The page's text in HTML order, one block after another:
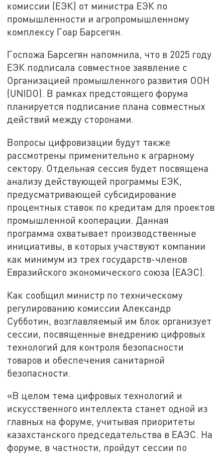
комиссии (ЕЭК) от министра ЕЭК по
промышленности и агропромышленному
комплексу Гоар Барсегян.
Госпожа Барсегян напомнила, что в 2025 году
ЕЭК подписала совместное заявление с
Организацией промышленного развития ООН
(UNIDO). В рамках предстоящего форума
планируется подписание плана совместных
действий между сторонами.
Вопросы цифровизации будут также
рассмотрены применительно к аграрному
сектору. Отдельная сессия будет посвящена
анализу действующей программы ЕЭК,
предусматривающей субсидирование
процентных ставок по кредитам для проектов
промышленной кооперации. Данная
программа охватывает производственные
инициативы, в которых участвуют компании
как минимум из трех государств-членов
Евразийского экономического союза (ЕАЭС).
Как сообщил министр по техническому
регулированию комиссии Александр
Субботин, возглавляемый им блок организует
сессии, посвященные внедрению цифровых
технологий для контроля безопасности
товаров и обеспечения санитарной
безопасности.
«В целом тема цифровых технологий и
искусственного интеллекта станет одной из
главных на форуме, учитывая приоритеты
казахстанского председательства в ЕАЭС. На
форуме, в частности, пройдут сессии по